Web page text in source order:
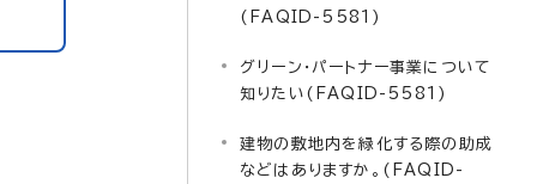
(FAQID-5581)
グリーン・パートナー事業について
知りたい(FAQID-5581)
建物の敷地内を緑化する際の助成
などはありますか。(FAQID-